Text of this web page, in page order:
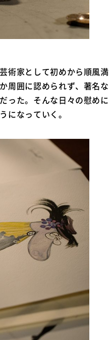
術家として初めから順風満
周囲に認められず、著名な
った。そんな日々の慰めに
になっていく。